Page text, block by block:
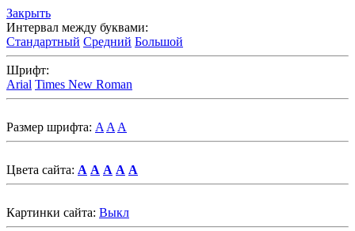
Закрыть
Интервал между буквами:
Стандартный Средний Большой
Шрифт:
Arial Times New Roman
Размер шрифта: A A A
Цвета сайта: A A A A A
Картинки сайта: Выкл